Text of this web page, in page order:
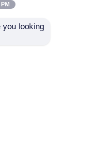
you looking